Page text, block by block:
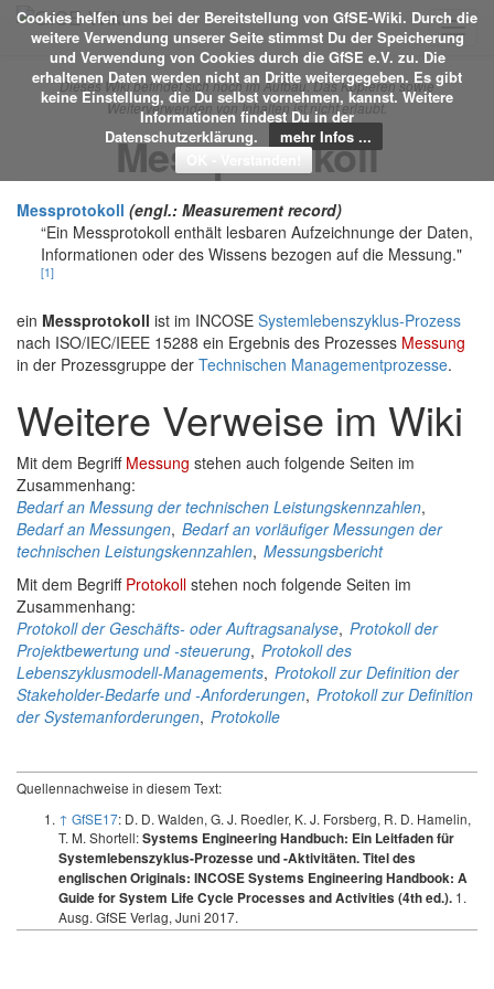
Dieses Wiki befindet sich noch im Aufbau. Das Kopieren sowie
Weiterverwenden von Inhalten ist nicht erlaubt.
Cookies helfen uns bei der Bereitstellung von GfSE-Wiki. Durch die
weitere Verwendung unserer Seite stimmst Du der Speicherung
und Verwendung von Cookies durch die GfSE e.V. zu. Die
erhaltenen Daten werden nicht an Dritte weitergegeben. Es gibt
keine Einstellung, die Du selbst vornehmen, kannst. Weitere
Informationen findest Du in der
Datenschutzerklärung.
mehr Infos ...
Messprotokoll
Messprotokoll (engl.: Measurement record)
“Ein Messprotokoll enthält lesbaren Aufzeichnunge der Daten,
Informationen oder des Wissens bezogen auf die Messung."
[1]
ein Messprotokoll ist im INCOSE Systemlebenszyklus-Prozess
nach ISO/IEC/IEEE 15288 ein Ergebnis des Prozesses Messung
in der Prozessgruppe der Technischen Managementprozesse.
Weitere Verweise im Wiki
Mit dem Begriff Messung stehen auch folgende Seiten im
Zusammenhang:
Bedarf an Messung der technischen Leistungskennzahlen,
Bedarf an Messungen, Bedarf an vorläufiger Messungen der
technischen Leistungskennzahlen, Messungsbericht
Mit dem Begriff Protokoll stehen noch folgende Seiten im
Zusammenhang:
Protokoll der Geschäfts- oder Auftragsanalyse, Protokoll der
Projektbewertung und -steuerung, Protokoll des
Lebenszyklusmodell-Managements, Protokoll zur Definition der
Stakeholder-Bedarfe und -Anforderungen, Protokoll zur Definition
der Systemanforderungen, Protokolle
Quellennachweise in diesem Text:
↑ GfSE17: D. D. Walden, G. J. Roedler, K. J. Forsberg, R. D. Hamelin,
T. M. Shortell:Systems Engineering Handbuch: Ein Leitfaden für
Systemlebenszyklus-Prozesse und -Aktivitäten. Titel des
englischen Originals: INCOSE Systems Engineering Handbook: A
Guide for System Life Cycle Processes and Activities (4th ed.). 1.
Ausg. GfSE Verlag, Juni 2017.